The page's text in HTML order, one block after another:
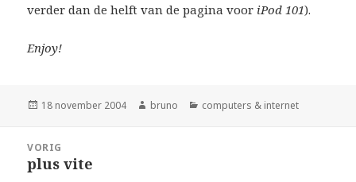
verder dan de helft van de pagina voor iPod 101).
Enjoy!
Geplaatst
18 november 2004 Auteur
bruno Categorieën
computers & internet
navigatie
VORIG
Vorig
plus vite